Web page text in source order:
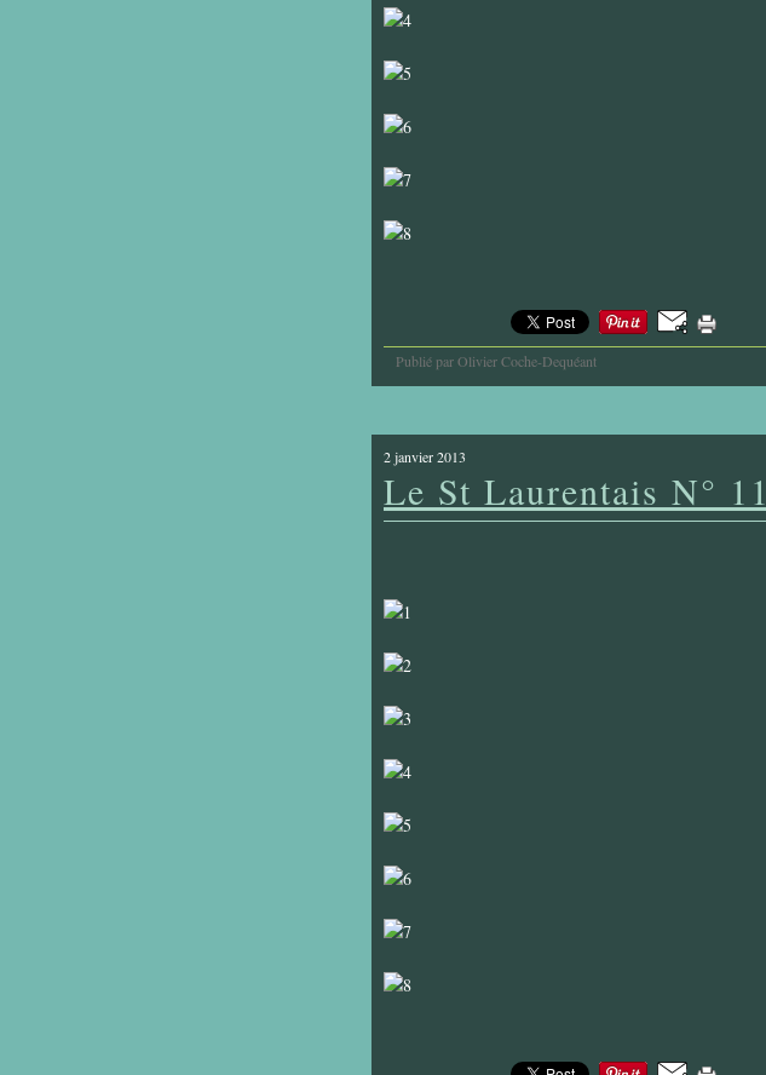
Publié par Olivier Coche-Dequéant
2 janvier 2013
Le St Laurentais N° 11